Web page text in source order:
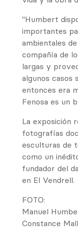
"Humbert
importantes
ambientales
compañía de
largas y
algunos casos
entonces era
Fenosa es un
La exposición
fotografías
esculturas de
como un
fundador del
en El Vendrell.
FOTO:
Manuel
Constance